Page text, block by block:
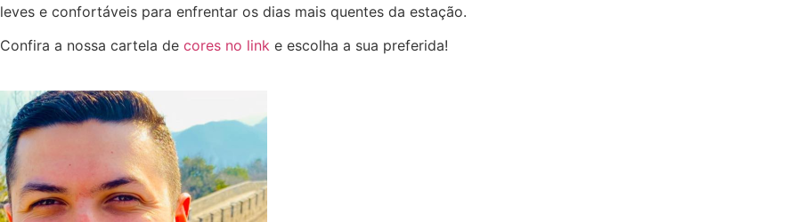
leves e confortáveis para enfrentar os dias mais quentes da estação.
Confira a nossa cartela de cores no link e escolha a sua preferida!